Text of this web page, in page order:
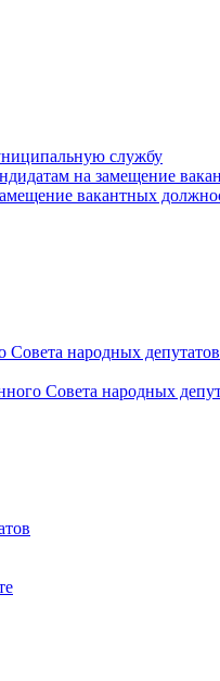
службу
на замещение
вакантных
Совета народных
Совета народных